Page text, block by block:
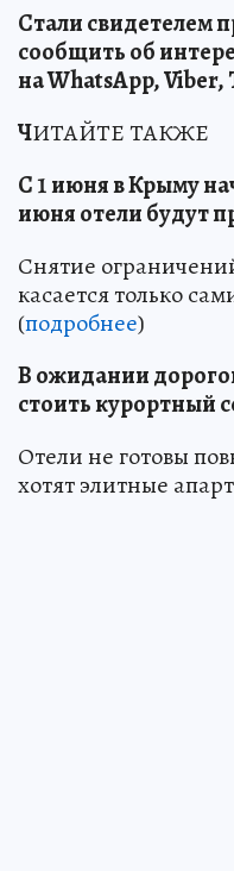
Стали свидетелем
сообщить об
на WhatsApp, Viber,
ЧИТАЙТЕ ТАКЖЕ
С 1 июня в Крыму
июня отели будут
Снятие
касается только
(подробнее)
В ожидании
стоить курортный
Отели не готовы
хотят элитные